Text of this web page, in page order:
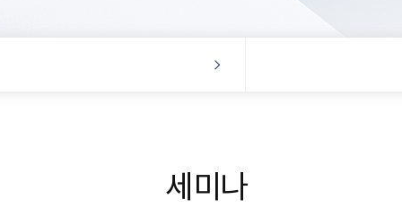
세미나